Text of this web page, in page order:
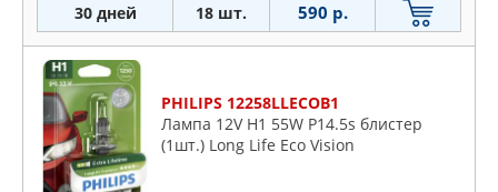
30 дней 18 шт. 590 р.
PHILIPS 12258LLECOB1
Лампа 12V H1 55W P14.5s блистер
(1шт.) Long Life Eco Vision